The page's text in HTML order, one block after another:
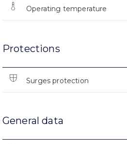
Operating temperature
Protections
Surges protection
General data